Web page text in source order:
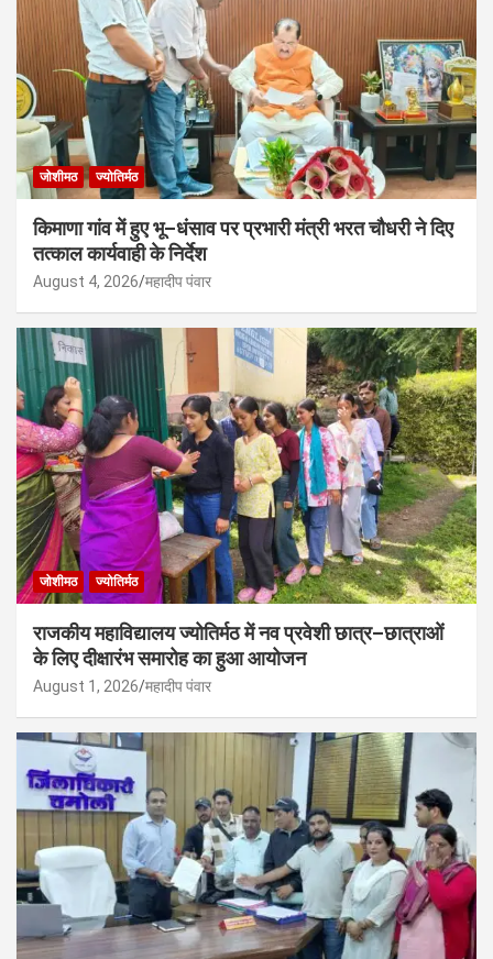
जोशीमठ ज्योतिर्मठ
किमाणा गांव में हुए भू–धंसाव पर प्रभारी मंत्री भरत चौधरी ने दिए
तत्काल कार्यवाही के निर्देश
August 4, 2026 महादीप पंवार
जोशीमठ ज्योतिर्मठ
राजकीय महाविद्यालय ज्योतिर्मठ में नव प्रवेशी छात्र–छात्राओं
के लिए दीक्षारंभ समारोह का हुआ आयोजन
August 1, 2026 महादीप पंवार